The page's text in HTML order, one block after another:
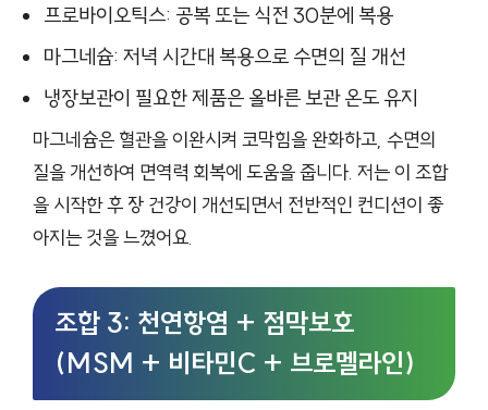
프로바이오틱스: 공복 또는 식전 30분에 복용
마그네슘: 저녁 시간대 복용으로 수면의 질 개선
냉장보관이 필요한 제품은 올바른 보관 온도 유지
마그네슘은 혈관을 이완시켜 코막힘을 완화하고, 수면의
질을 개선하여 면역력 회복에 도움을 줍니다. 저는 이 조합
을 시작한 후 장 건강이 개선되면서 전반적인 컨디션이 좋
아지는 것을 느꼈어요.
조합 3: 천연항염 + 점막보호
(MSM + 비타민C + 브로멜라인)